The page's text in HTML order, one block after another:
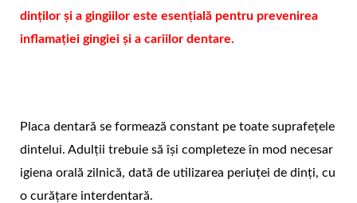
dinților și a gingiilor este esențială pentru prevenirea
inflamației gingiei și a cariilor dentare.
Placa dentară se formează constant pe toate suprafețele
dintelui. Adulții trebuie să își completeze în mod necesar
igiena orală zilnică, dată de utilizarea periuței de dinți, cu
o curățare interdentară.